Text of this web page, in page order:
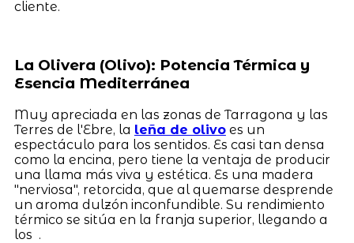
cliente.
La Olivera (Olivo): Potencia Térmica y
Esencia Mediterránea
Muy apreciada en las zonas de Tarragona y las
Terres de l'Ebre, la leña de olivoes un
espectáculo para los sentidos. Es casi tan densa
como la encina, pero tiene la ventaja de producir
una llama más viva y estética. Es una madera
"nerviosa", retorcida, que al quemarse desprende
un aroma dulzón inconfundible. Su rendimiento
térmico se sitúa en la franja superior, llegando a
los .